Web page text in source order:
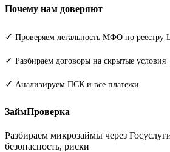
Почему нам доверяют
✓ Проверяем легальность МФО по реестру
✓ Разбираем договоры на скрытые условия
✓ Анализируем ПСК и все платежи
ЗаймПроверка
Разбираем микрозаймы через
безопасность, риски